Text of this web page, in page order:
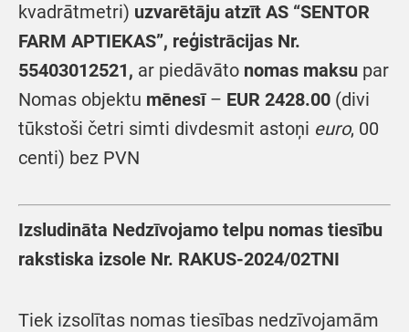
kvadrātmetri) uzvarētāju atzīt AS “SENTOR
FARM APTIEKAS”, reģistrācijas Nr.
55403012521, ar piedāvāto nomas maksu par
Nomas objektu mēnesī– EUR 2428.00 (divi
tūkstoši četri simti divdesmit astoņi euro, 00
centi) bez PVN
Izsludināta Nedzīvojamo telpu nomas tiesību
rakstiska izsole Nr. RAKUS-2024/02TNI
Tiek izsolītas nomas tiesības nedzīvojamām